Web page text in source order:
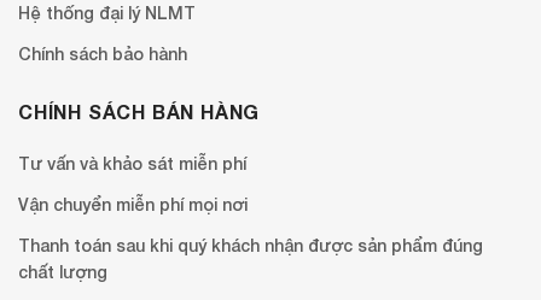
Hệ thống đại lý NLMT
Chính sách bảo hành
CHÍNH SÁCH BÁN HÀNG
Tư vấn và khảo sát miễn phí
Vận chuyển miễn phí mọi nơi
Thanh toán sau khi quý khách nhận được sản phẩm đúng
chất lượng